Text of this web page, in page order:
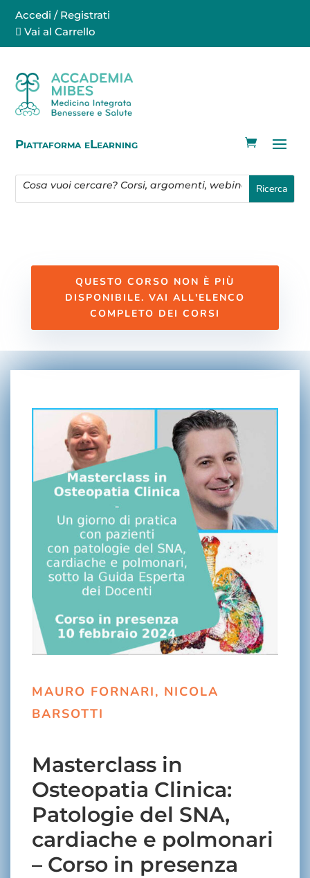
Accedi / Registrati
Vai al Carrello
Piattaforma eLearning
QUESTO CORSO NON È PIÙ
DISPONIBILE. VAI ALL'ELENCO
COMPLETO DEI CORSI
MAURO FORNARI, NICOLA
BARSOTTI
Masterclass in
Osteopatia Clinica:
Patologie del SNA,
cardiache e polmonari
– Corso in presenza